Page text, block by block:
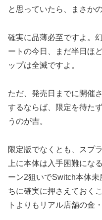
と思っていたら、まさか
確実に品薄必至ですよ。
ートの今日、まだ半日ほ
ップは全滅ですよ。
ただ、発売日までに開催
するならば、限定を待た
うのが吉。
限定版でなくとも、スプ
上に本体は入手困難にな
ーン2狙いでSwitch本体
ちに確実に押さえておく
トよりもリアル店舗の金